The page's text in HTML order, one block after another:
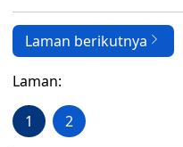
Laman berikutnya
Laman:
1 2